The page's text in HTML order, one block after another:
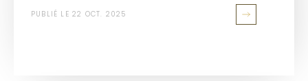
PUBLIÉ LE 22 OCT. 2025